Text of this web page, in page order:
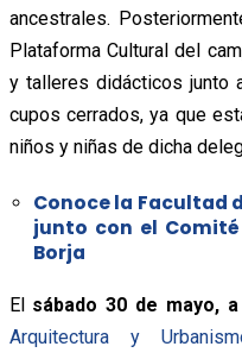
ancestrales.
Plataforma Cultural del
y talleres didácticos junto
cupos cerrados, ya que
niños y niñas de dicha
Conoce la Facultad
junto con el
Borja
El sábado 30 de mayo,
Arquitectura y